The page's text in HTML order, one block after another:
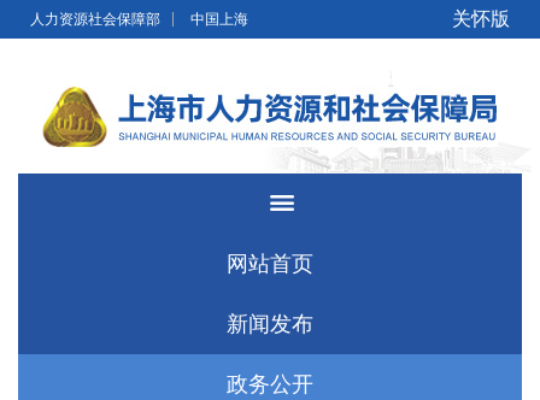
无障碍操作说明 跳转到网站导航区
人力资源社会保障部 中国上海 关怀版
网站首页
新闻发布
政务公开